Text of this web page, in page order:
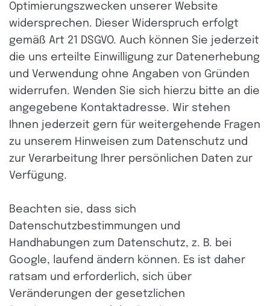
Optimierungszwecken unserer Website
widersprechen. Dieser Widerspruch erfolgt
gemäß Art 21 DSGVO. Auch können Sie jederzeit
die uns erteilte Einwilligung zur Datenerhebung
und Verwendung ohne Angaben von Gründen
widerrufen. Wenden Sie sich hierzu bitte an die
angegebene Kontaktadresse. Wir stehen
Ihnen jederzeit gern für weitergehende Fragen
zu unserem Hinweisen zum Datenschutz und
zur Verarbeitung Ihrer persönlichen Daten zur
Verfügung.
Beachten sie, dass sich
Datenschutzbestimmungen und
Handhabungen zum Datenschutz, z. B. bei
Google, laufend ändern können. Es ist daher
ratsam und erforderlich, sich über
Veränderungen der gesetzlichen